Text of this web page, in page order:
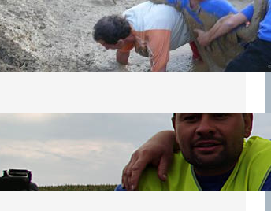
„Prase za prase“: Kdo doběhne
první, vyhraje!
30 června, 2026
Bezpečnost na prvním místě
15 května, 2026